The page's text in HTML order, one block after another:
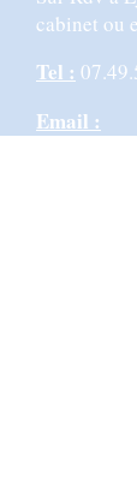
cabinet ou
Tel :
Email :